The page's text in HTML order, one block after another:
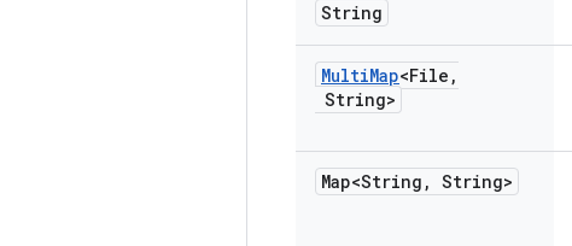
String
MultiMap<File ,
String>
Map<String , String>